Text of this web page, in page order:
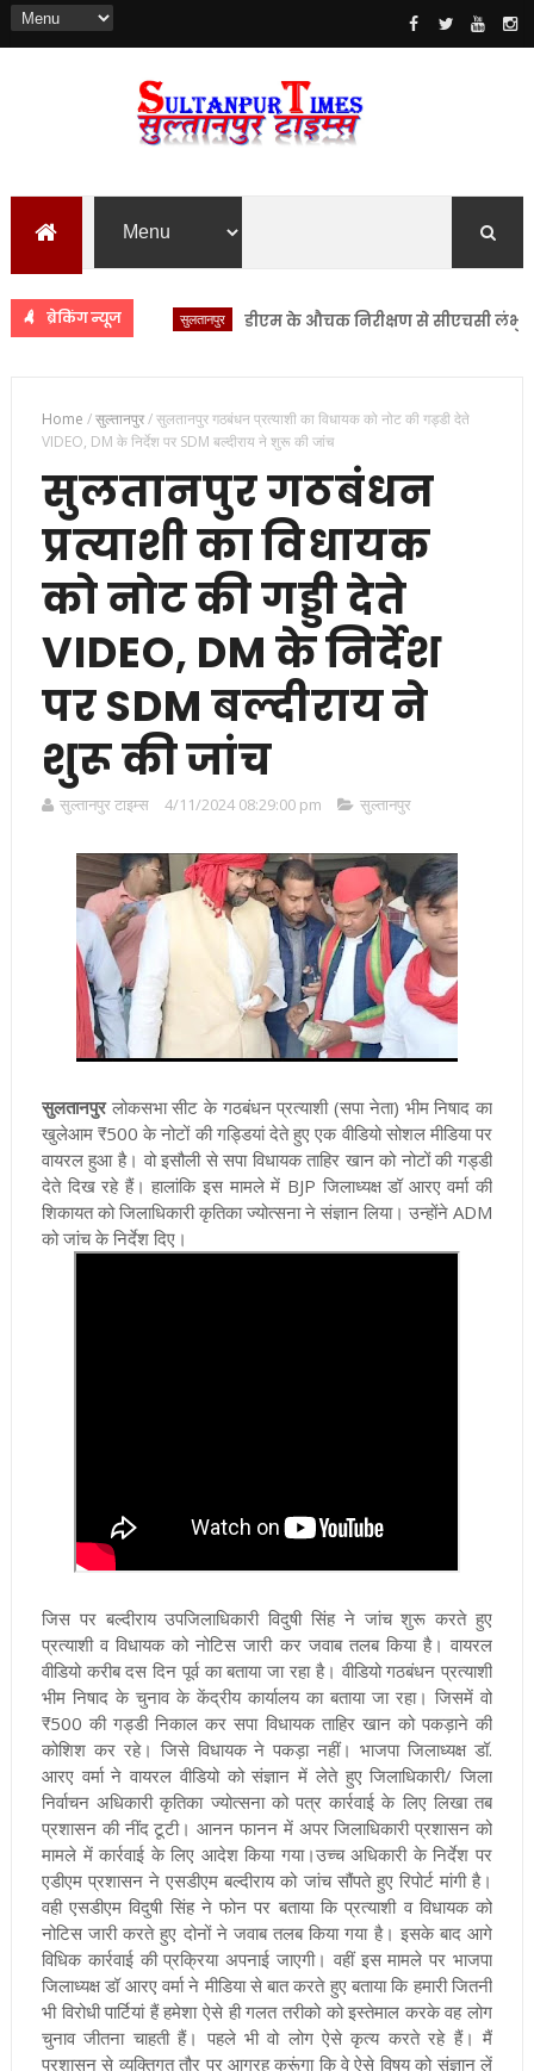
ब्रेकिंग न्यूज डीएम के औचक निरीक्षण से सीएचसी लंभुआ में
Home /सुल्तानपुर/सुलतानपुर गठबंधन प्रत्याशी का विधायक को नोट की गड्डी देते
VIDEO, DM के निर्देश पर SDM बल्दीराय ने शुरू की जांच
सुलतानपुर गठबंधन
प्रत्याशी का विधायक
को नोट की गड्डी देते
VIDEO, DM के निर्देश
पर SDM बल्दीराय ने
शुरू की जांच
सुल्तानपुर टाइम्स 4/11/2024 08:29:00 pm सुल्तानपुर
सुलतानपुरलोकसभा सीट के गठबंधन प्रत्याशी (सपा नेता) भीम निषाद का
खुलेआम ₹500 के नोटों की गड्डियां देते हुए एक वीडियो सोशल मीडिया पर
वायरल हुआ है। वो इसौली से सपा विधायक ताहिर खान को नोटों की गड्डी
देते दिख रहे हैं। हालांकि इस मामले में BJP जिलाध्यक्ष डॉ आरए वर्मा की
शिकायत को जिलाधिकारी कृतिका ज्योत्सना ने संज्ञान लिया। उन्होंने ADM
को जांच के निर्देश दिए।
जिस पर बल्दीराय उपजिलाधिकारी विदुषी सिंह ने जांच शुरू करते हुए
प्रत्याशी व विधायक को नोटिस जारी कर जवाब तलब किया है। वायरल
वीडियो करीब दस दिन पूर्व का बताया जा रहा है। वीडियो गठबंधन प्रत्याशी
भीम निषाद के चुनाव के केंद्रीय कार्यालय का बताया जा रहा। जिसमें वो
₹500 की गड्डी निकाल कर सपा विधायक ताहिर खान को पकड़ाने की
कोशिश कर रहे। जिसे विधायक ने पकड़ा नहीं। भाजपा जिलाध्यक्ष डॉ.
आरए वर्मा ने वायरल वीडियो को संज्ञान में लेते हुए जिलाधिकारी/ जिला
निर्वाचन अधिकारी कृतिका ज्योत्सना को पत्र कार्रवाई के लिए लिखा तब
प्रशासन की नींद टूटी। आनन फानन में अपर जिलाधिकारी प्रशासन को
मामले में कार्रवाई के लिए आदेश किया गया।उच्च अधिकारी के निर्देश पर
एडीएम प्रशासन ने एसडीएम बल्दीराय को जांच सौंपते हुए रिपोर्ट मांगी है।
वही एसडीएम विदुषी सिंह ने फोन पर बताया कि प्रत्याशी व विधायक को
नोटिस जारी करते हुए दोनों ने जवाब तलब किया गया है। इसके बाद आगे
विधिक कार्रवाई की प्रक्रिया अपनाई जाएगी। वहीं इस मामले पर भाजपा
जिलाध्यक्ष डॉ आरए वर्मा ने मीडिया से बात करते हुए बताया कि हमारी जितनी
भी विरोधी पार्टियां हैं हमेशा ऐसे ही गलत तरीको को इस्तेमाल करके वह लोग
चुनाव जीतना चाहती हैं। पहले भी वो लोग ऐसे कृत्य करते रहे हैं। मैं
प्रशासन से व्यक्तिगत तौर पर आग्रह करूंगा कि वे ऐसे विषय को संज्ञान लें